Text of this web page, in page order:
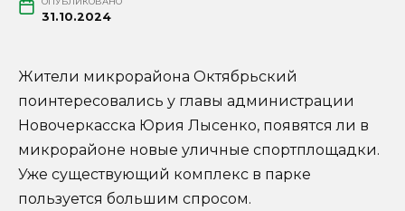
31.10.2024
Жители микрорайона Октябрьский
поинтересовались у главы администрации
Новочеркасска Юрия Лысенко, появятся ли в
микрорайоне новые уличные спортплощадки.
Уже существующий комплекс в парке
пользуется большим спросом.